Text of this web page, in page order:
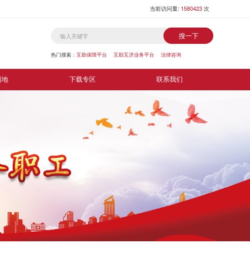
当前访问量: 1580423次
搜一下
热门搜索： 互助保障平台 互助互济业务平台 法律咨询
地 下载专区 联系我们